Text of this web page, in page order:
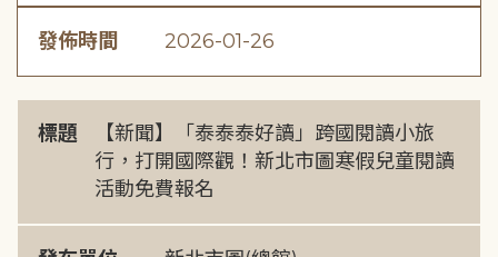
發佈時間 2026-01-26
標題
【新聞】「泰泰泰好讀」跨國閱讀小旅
行，打開國際觀！新北市圖寒假兒童閱讀
活動免費報名